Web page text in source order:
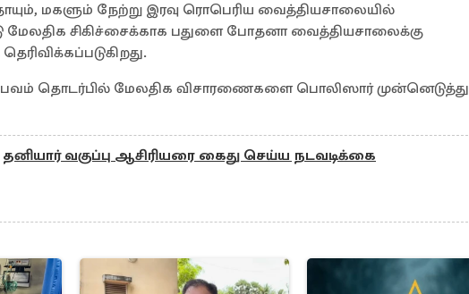
மகளும் நேற்று இரவு ரொபெரிய வைத்தியசாலையில்
மேலதிக சிகிச்சைக்காக பதுளை போதனா வைத்தியசாலைக்கு
தொடர்பில் மேலதிக விசாரணைகளை பொலிஸார் முன்னெடுத்து
தனியார் வகுப்பு ஆசிரியரை கைது செய்ய நடவடிக்கை